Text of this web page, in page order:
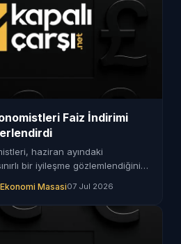
Faiz İndirimi
haziran ayındaki
bir iyileşme gözlemlendiğini
Masasi07 Jul 2026